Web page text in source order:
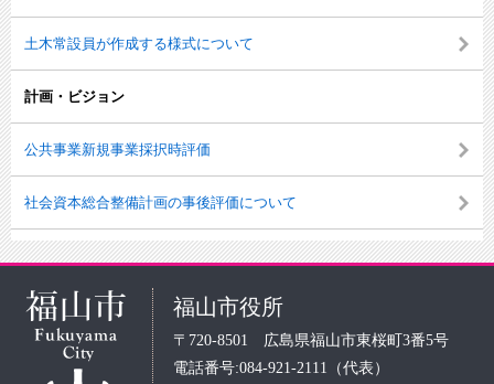
土木常設員が作成する様式について
計画・ビジョン
公共事業新規事業採択時評価
社会資本総合整備計画の事後評価について
福山市役所
〒720-8501 広島県福山市東桜町3番5号
電話番号:084-921-2111（代表）